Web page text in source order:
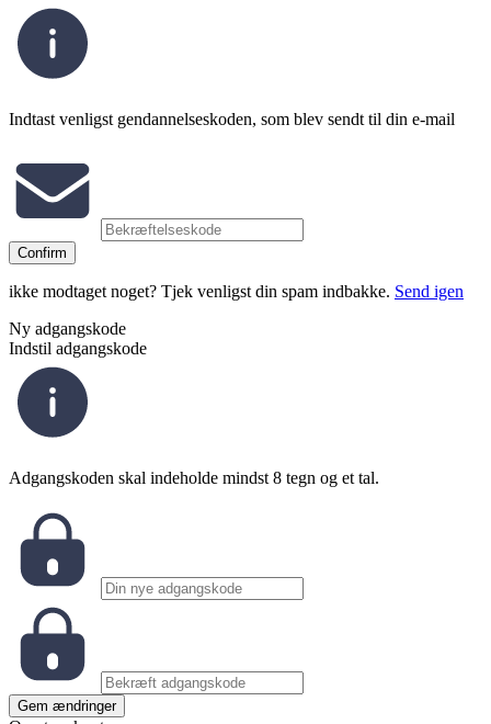
Indtast venligst gendannelseskoden, som blev sendt til din e-mail
Confirm
ikke modtaget noget? Tjek venligst din spam indbakke. Send igen
Ny adgangskode
Indstil adgangskode
Adgangskoden skal indeholde mindst 8 tegn og et tal.
Gem ændringer